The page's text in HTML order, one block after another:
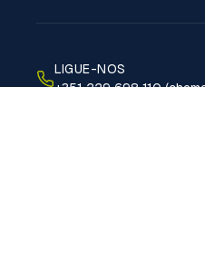
LIGUE-NOS
+351 229 698 110